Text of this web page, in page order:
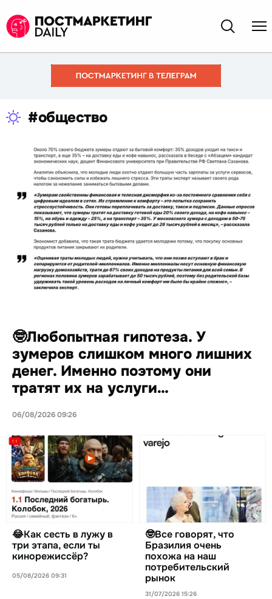
#общество
🤓Любопытная гипотеза. У
зумеров слишком много лишних
денег. Именно поэтому они
тратят их на услуги…
06/08/2026 09:26
😂Как сесть в лужу в
три этапа, если ты
кинорежиссёр?
05/08/2026 09:31
🤓Все говорят, что
Бразилия очень
похожа на наш
потребительский
рынок
31/07/2026 15:26